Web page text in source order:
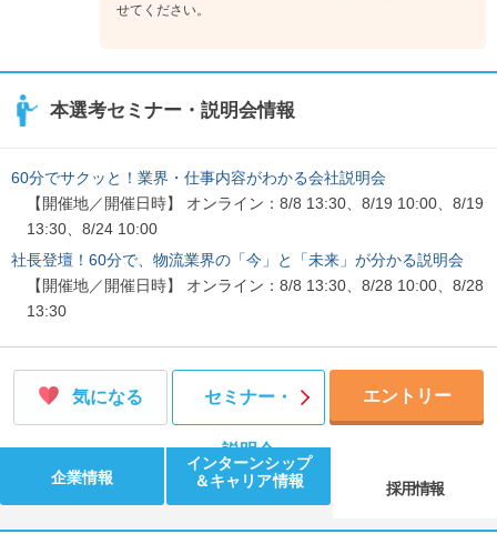
せてください。
本選考セミナー・説明会情報
60分でサクッと！業界・仕事内容がわかる会社説明会
【開催地／開催日時】 オンライン：8/8 13:30、8/19 10:00、8/19
13:30、8/24 10:00
社長登壇！60分で、物流業界の「今」と「未来」が分かる説明会
【開催地／開催日時】 オンライン：8/8 13:30、8/28 10:00、8/28
13:30
気になる セミナー・
説明会
エントリー
企業情報
インターンシップ
＆キャリア情報
採用情報